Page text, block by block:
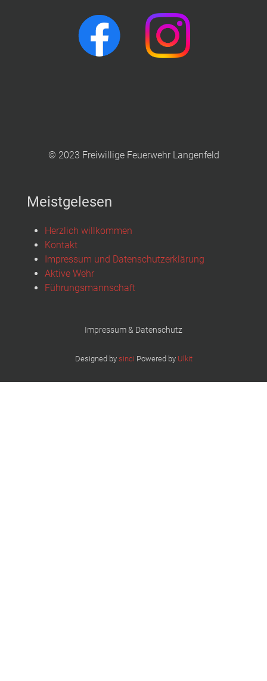
© 2023 Freiwillige Feuerwehr Langenfeld
Meistgelesen
Herzlich willkommen
Kontakt
Impressum und Datenschutzerklärung
Aktive Wehr
Führungsmannschaft
Impressum & Datenschutz
Designed by sinci Powered by Ulkit